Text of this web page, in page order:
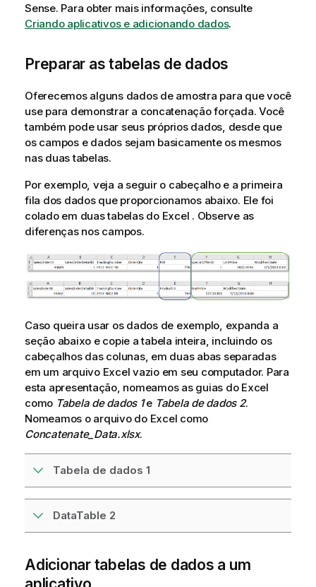
Sense. Para obter mais informações, consulte
Criando aplicativos e adicionando dados.
Preparar as tabelas de dados
Oferecemos alguns dados de amostra para que você
use para demonstrar a concatenação forçada. Você
também pode usar seus próprios dados, desde que
os campos e dados sejam basicamente os mesmos
nas duas tabelas.
Por exemplo, veja a seguir o cabeçalho e a primeira
fila dos dados que proporcionamos abaixo. Ele foi
colado em duas tabelas do Excel . Observe as
diferenças nos campos.
Caso queira usar os dados de exemplo, expanda a
seção abaixo e copie a tabela inteira, incluindo os
cabeçalhos das colunas, em duas abas separadas
em um arquivo Excel vazio em seu computador. Para
esta apresentação, nomeamos as guias do Excel
como Tabela de dados 1e Tabela de dados 2.
Nomeamos o arquivo do Excel como
Concatenate_Data.xlsx.
Tabela de dados 1
DataTable 2
Adicionar tabelas de dados a um